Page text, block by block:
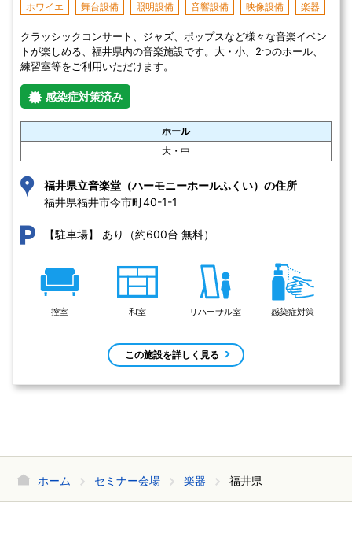
ホワイエ 舞台設備 照明設備 音響設備 映像設備 楽器
クラッシックコンサート、ジャズ、ポップスなど様々な音楽イベン
トが楽しめる、福井県内の音楽施設です。大・小、2つのホール、
練習室等をご利用いただけます。
感染症対策済み
ホール
大・中
福井県立音楽堂（ハーモニーホールふくい）の住所
福井県福井市今市町40-1-1
【駐車場】 あり（約600台 無料）
控室 和室 リハーサル室 感染症対策
この施設を詳しく見る
ホーム セミナー会場 楽器 福井県